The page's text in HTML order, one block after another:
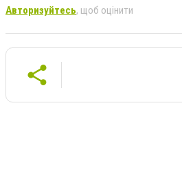
Авторизуйтесь, щоб оцінити